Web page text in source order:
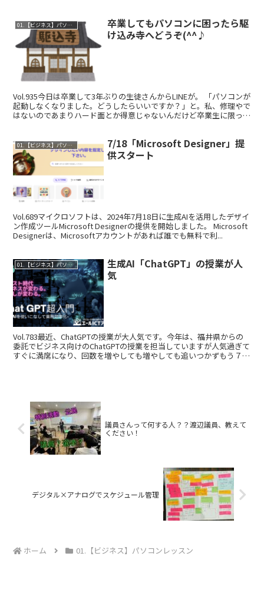
01.【ビジネス】パソコンレッスン
卒業してもパソコンに困ったら駆
け込み寺へどうぞ(^^♪
Vol.935今日は卒業して3年ぶりの生徒さんからLINEが。 「パソコンが
起動しなくなりました。どうしたらいいですか？」と。私、修理やで
はないのであまりハード面とか得意じゃないんだけど卒業生に限って
01.【ビジネス】パソコンレッスン
7/18「Microsoft Designer」提
供スタート
Vol.689マイクロソフトは、2024年7月18日に生成AIを活用したデザイ
ン作成ツールMicrosoft Designerの提供を開始しました。 Microsoft
Designerは、Microsoftアカウントがあれば誰でも無料で利...
01.【ビジネス】パソコンレッスン
生成AI「ChatGPT」の授業が人
気
Vol.783最近、ChatGPTの授業が大人気です。今年は、福井県からの
委託でビジネス向けのChatGPTの授業を担当していますが人気過ぎて
すぐに満席になり、回数を増やしても増やしても追いつかずもう７回
議員さんって何する人？？渡辺議員、教えて
ください！
デジタル×アナログでスケジュール管理
ホーム 01.【ビジネス】パソコンレッスン